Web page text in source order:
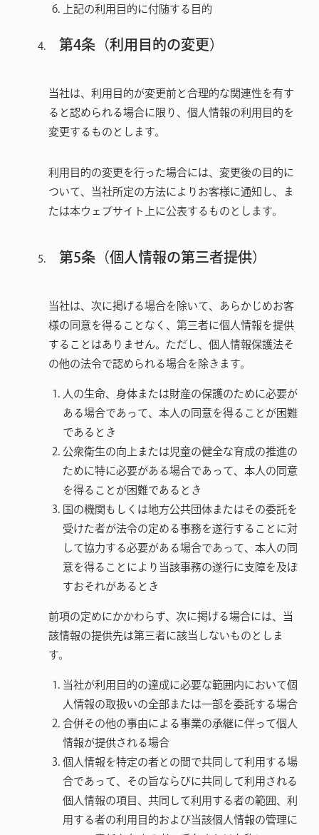
上記の利用目的に付随する目的
第4条（利用目的の変更）
当社は、利用目的が変更前と合理的な関連性を有す
ると認められる場合に限り、個人情報の利用目的を
変更するものとします。
利用目的の変更を行った場合には、変更後の目的に
ついて、当社所定の方法によりお客様に通知し、ま
たは本ウェブサイト上に公表するものとします。
第5条（個人情報の第三者提供）
当社は、次に掲げる場合を除いて、あらかじめお客
様の同意を得ることなく、第三者に個人情報を提供
することはありません。ただし、個人情報保護法そ
の他の法令で認められる場合を除きます。
人の生命、身体または財産の保護のために必要が
ある場合であって、本人の同意を得ることが困難
であるとき
公衆衛生の向上または児童の健全な育成の推進の
ために特に必要がある場合であって、本人の同意
を得ることが困難であるとき
国の機関もしくは地方公共団体またはその委託を
受けた者が法令の定める事務を遂行することに対
して協力する必要がある場合であって、本人の同
意を得ることにより当該事務の遂行に支障を及ぼ
すおそれがあるとき
前項の定めにかかわらず、次に掲げる場合には、当
該情報の提供先は第三者に該当しないものとしま
す。
当社が利用目的の達成に必要な範囲内において個
人情報の取扱いの全部または一部を委託する場合
合併その他の事由による事業の承継に伴って個人
情報が提供される場合
個人情報を特定の者との間で共同して利用する場
合であって、その旨ならびに共同して利用される
個人情報の項目、共同して利用する者の範囲、利
用する者の利用目的および当該個人情報の管理に